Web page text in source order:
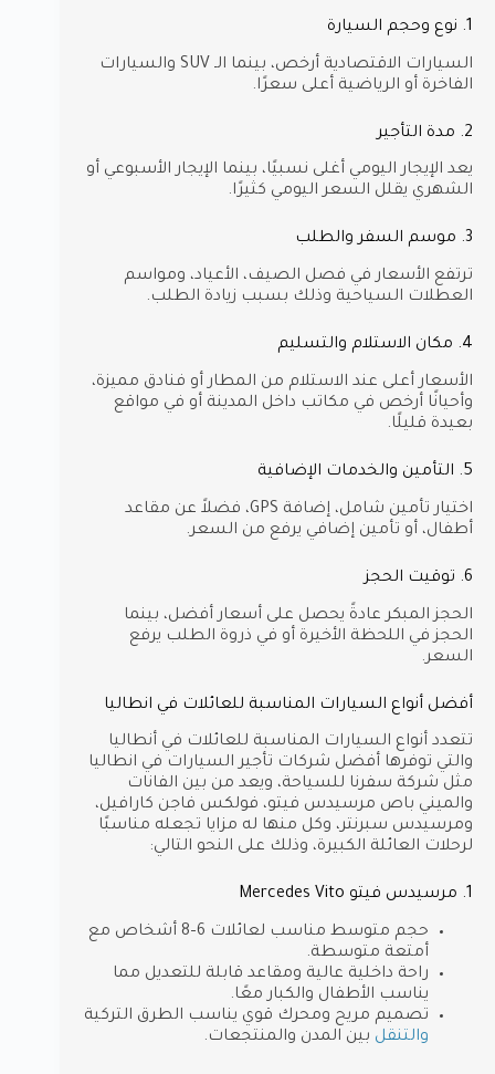
1. نوع وحجم السيارة
السيارات الاقتصادية أرخص، بينما الـ SUV والسيارات
الفاخرة أو الرياضية أعلى سعرًا.
2. مدة التأجير
يعد الإيجار اليومي أغلى نسبيًا، بينما الإيجار الأسبوعي أو
الشهري يقلل السعر اليومي كثيرًا.
3. موسم السفر والطلب
ترتفع الأسعار في فصل الصيف، الأعياد، ومواسم
العطلات السياحية وذلك بسبب زيادة الطلب.
4. مكان الاستلام والتسليم
الأسعار أعلى عند الاستلام من المطار أو فنادق مميزة،
وأحيانًا أرخص في مكاتب داخل المدينة أو في مواقع
بعيدة قليلًا.
5. التأمين والخدمات الإضافية
اختيار تأمين شامل، إضافة GPS، فضلاً عن مقاعد
أطفال، أو تأمين إضافي يرفع من السعر.
6. توقيت الحجز
الحجز المبكر عادةً يحصل على أسعار أفضل، بينما
الحجز في اللحظة الأخيرة أو في ذروة الطلب يرفع
السعر.
أفضل أنواع السيارات المناسبة للعائلات في انطاليا
تتعدد أنواع السيارات المناسبة للعائلات في أنطاليا
والتي توفرها أفضل شركات تأجير السيارات في انطاليا
مثل شركة سفرنا للسياحة، ويعد من بين الفانات
والميني باص مرسيدس فيتو، فولكس فاجن كارافيل،
ومرسيدس سبرنتر، وكل منها له مزايا تجعله مناسبًا
لرحلات العائلة الكبيرة، وذلك على النحو التالي:
1. مرسيدس فيتو Mercedes Vito
حجم متوسط مناسب لعائلات 6–8 أشخاص مع
أمتعة متوسطة.
راحة داخلية عالية ومقاعد قابلة للتعديل مما
يناسب الأطفال والكبار معًا.
تصميم مريح ومحرك قوي يناسب الطرق التركية
والتنقل بين المدن والمنتجعات.